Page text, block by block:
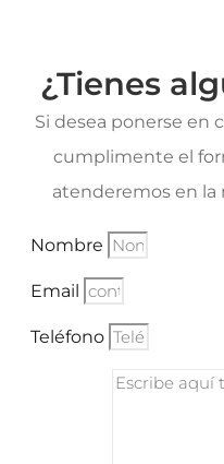
¿Tienes
Si desea ponerse en
cumplimente el
atenderemos en la
Nombre
Email
Teléfono